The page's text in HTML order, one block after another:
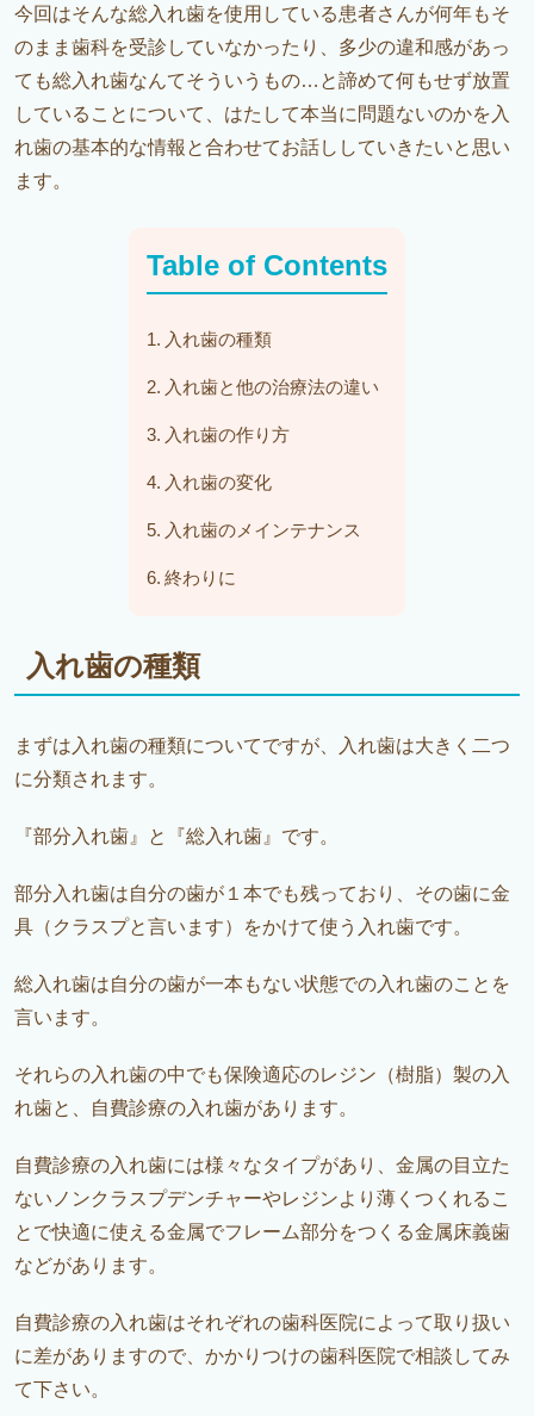
今回はそんな総入れ歯を使用している患者さんが何年もそ
のまま歯科を受診していなかったり、多少の違和感があっ
ても総入れ歯なんてそういうもの…と諦めて何もせず放置
していることについて、はたして本当に問題ないのかを入
れ歯の基本的な情報と合わせてお話ししていきたいと思い
ます。
Table of Contents
入れ歯の種類
入れ歯と他の治療法の違い
入れ歯の作り方
入れ歯の変化
入れ歯のメインテナンス
終わりに
入れ歯の種類
まずは入れ歯の種類についてですが、入れ歯は大きく二つ
に分類されます。
『部分入れ歯』と『総入れ歯』です。
部分入れ歯は自分の歯が１本でも残っており、その歯に金
具（クラスプと言います）をかけて使う入れ歯です。
総入れ歯は自分の歯が一本もない状態での入れ歯のことを
言います。
それらの入れ歯の中でも保険適応のレジン（樹脂）製の入
れ歯と、自費診療の入れ歯があります。
自費診療の入れ歯には様々なタイプがあり、金属の目立た
ないノンクラスプデンチャーやレジンより薄くつくれるこ
とで快適に使える金属でフレーム部分をつくる金属床義歯
などがあります。
自費診療の入れ歯はそれぞれの歯科医院によって取り扱い
に差がありますので、かかりつけの歯科医院で相談してみ
て下さい。